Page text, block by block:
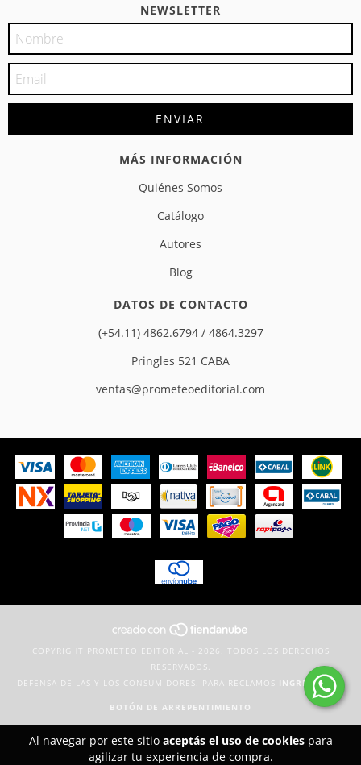
Al navegar por este sitio aceptás el uso de cookiespara
agilizar tu experiencia de compra.
NEWSLETTER
MÁS INFORMACIÓN
Quiénes Somos
Catálogo
Autores
Blog
DATOS DE CONTACTO
(+54.11) 4862.6794 / 4864.3297
Pringles 521 CABA
ventas@prometeoeditorial.com
COPYRIGHT PROMETEO EDITORIAL - 2026. TODOS LOS DERECHOS
RESERVADOS.
DEFENSA DE LAS Y LOS CONSUMIDORES. PARA RECLAMOS INGRESÁ ACÁ.
BOTÓN DE ARREPENTIMIENTO